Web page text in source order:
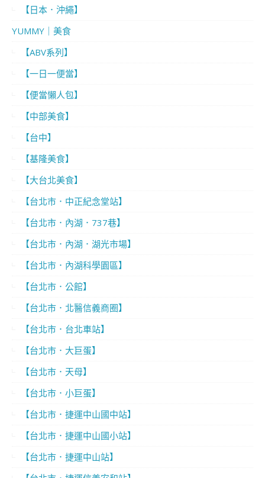
【日本．沖繩】
YUMMY｜美食
【ABV系列】
【一日一便當】
【便當懶人包】
【中部美食】
【台中】
【基隆美食】
【大台北美食】
【台北市．中正紀念堂站】
【台北市．內湖．737巷】
【台北市．內湖．湖光市場】
【台北市．內湖科學園區】
【台北市．公館】
【台北市．北醫信義商圈】
【台北市．台北車站】
【台北市．大巨蛋】
【台北市．天母】
【台北市．小巨蛋】
【台北市．捷運中山國中站】
【台北市．捷運中山國小站】
【台北市．捷運中山站】